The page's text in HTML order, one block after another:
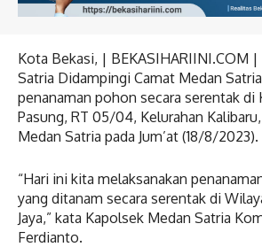
Kota Bekasi, | BEKASIHARIINI.COM
Satria Didampingi Camat Medan
penanaman pohon secara serentak di
Pasung, RT 05/04, Kelurahan
Medan Satria pada Jum’at (18/8/2023).
“Hari ini kita melaksanakan
yang ditanam secara serentak di
Jaya,” kata Kapolsek Medan Satria
Ferdianto.